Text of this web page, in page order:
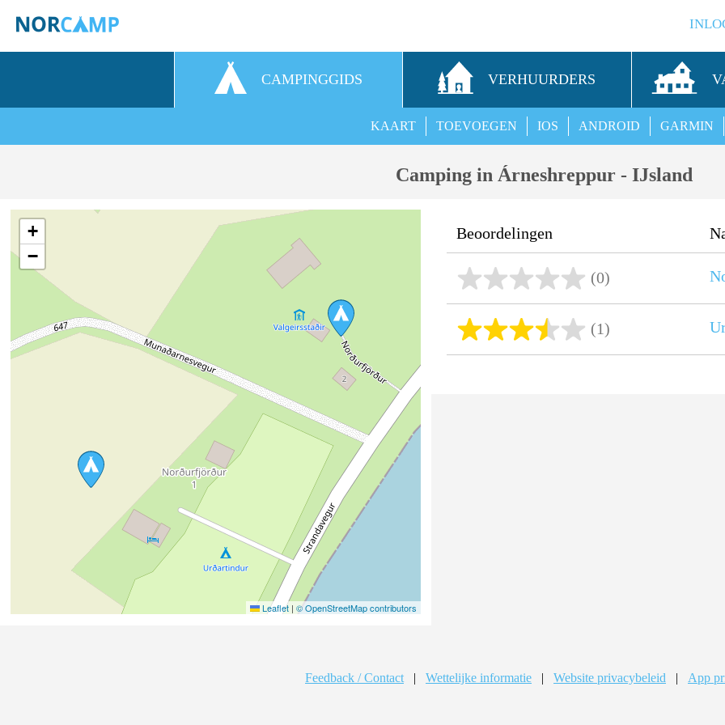
CAMPINGGIDS VERHUURDERS
GARMIN
ANDROID
IOS
TOEVOEGEN
KAART
Camping in Árneshreppur - IJsland
+
−
Leaflet | © OpenStreetMap contributors
Beoordelingen
(0)
(1)
Feedback / Contact | Wettelijke informatie | Website privacybeleid | App